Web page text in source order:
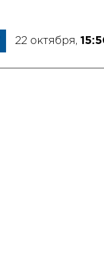
22 октября,